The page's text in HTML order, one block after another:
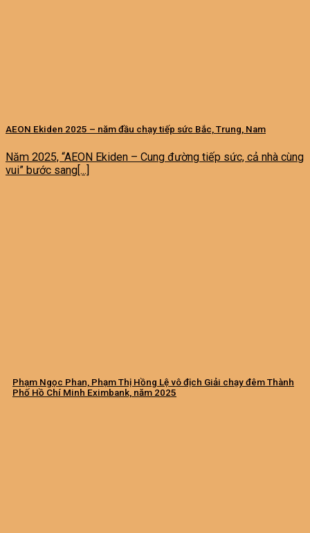
AEON Ekiden 2025 – năm đầu chạy tiếp sức Bắc, Trung, Nam
Năm 2025, “AEON Ekiden – Cung đường tiếp sức, cả nhà cùng
vui” bước sang[...]
Phạm Ngọc Phan, Phạm Thị Hồng Lệ vô địch Giải chạy đêm Thành
Phố Hồ Chí Minh Eximbank, năm 2025